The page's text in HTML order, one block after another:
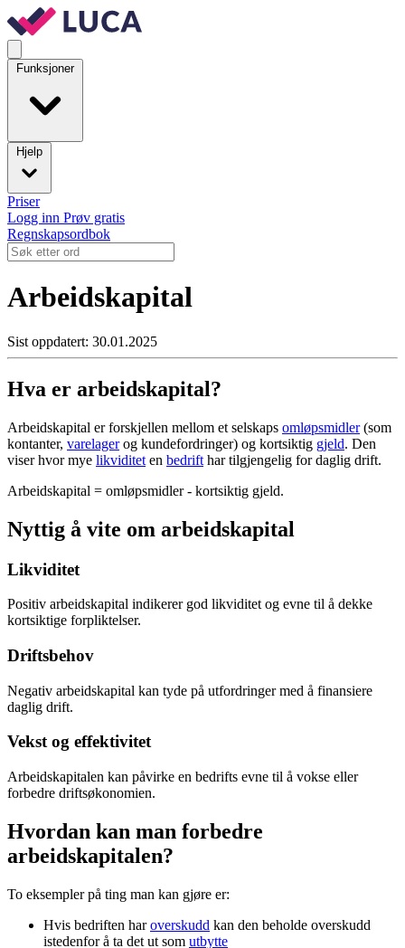
Funksjoner
Hjelp
Priser
Logg inn Prøv gratis
Regnskapsordbok
Arbeidskapital
Sist oppdatert: 30.01.2025
Hva er arbeidskapital?
Arbeidskapital er forskjellen mellom et selskaps omløpsmidler(som
kontanter, varelagerog kundefordringer) og kortsiktig gjeld. Den
viser hvor mye likviditet en bedrift har tilgjengelig for daglig drift.
Arbeidskapital = omløpsmidler - kortsiktig gjeld.
Nyttig å vite om arbeidskapital
Likviditet
Positiv arbeidskapital indikerer god likviditet og evne til å dekke
kortsiktige forpliktelser.
Driftsbehov
Negativ arbeidskapital kan tyde på utfordringer med å finansiere
daglig drift.
Vekst og effektivitet
Arbeidskapitalen kan påvirke en bedrifts evne til å vokse eller
forbedre driftsøkonomien.
Hvordan kan man forbedre
arbeidskapitalen?
To eksempler på ting man kan gjøre er:
Hvis bedriften haroverskudd kan den beholde overskudd
istedenfor å ta det ut som utbytte